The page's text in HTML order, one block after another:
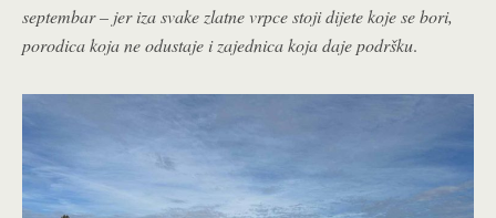
septembar – jer iza svake zlatne vrpce stoji dijete koje se bori,
porodica koja ne odustaje i zajednica koja daje podršku.